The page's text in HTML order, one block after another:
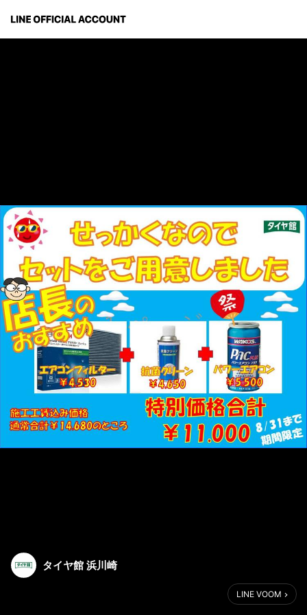
タイヤ館 浜川崎
LINE VOOM